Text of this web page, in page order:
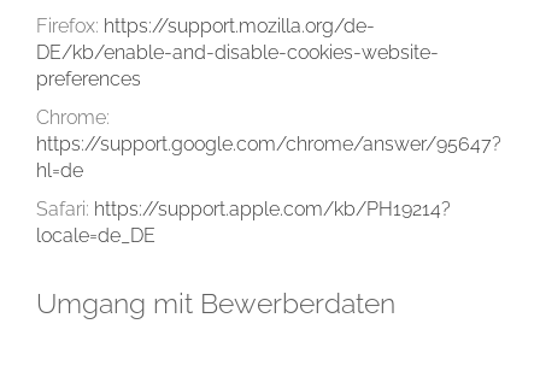
Firefox: https://support.mozilla.org/de-
DE/kb/enable-and-disable-cookies-website-
preferences
Chrome:
https://support.google.com/chrome/answer/95647?
hl=de
Safari: https://support.apple.com/kb/PH19214?
locale=de_DE
Umgang mit Bewerberdaten